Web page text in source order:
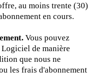
au moins trente (30)
en cours.
Vous pouvez
de manière
que nous ne
les frais d'abonnement